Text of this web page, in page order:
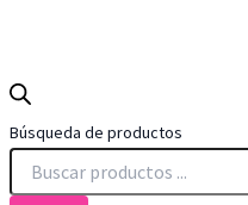
Búsqueda de productos